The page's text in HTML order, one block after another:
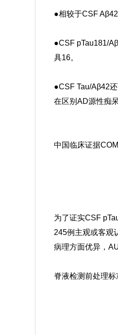
●相较于CSF
●CSF pTau181/
具16。
●CSF Tau/Aβ42
在区别AD源性痴
中国临床证据
为了证实CSF
245例主观或客观
病理方面优异，
脊液检测前处理